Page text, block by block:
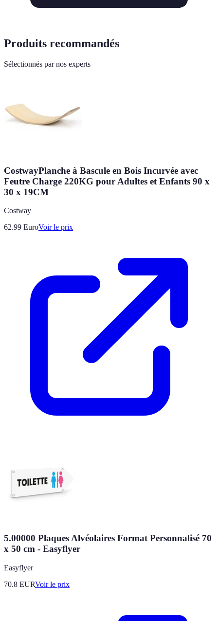
Produits recommandés
Sélectionnés par nos experts
CostwayPlanche à Bascule en Bois Incurvée avec
Feutre Charge 220KG pour Adultes et Enfants 90 x
30 x 19CM
Costway
62.99 EuroVoir le prix
5.00000 Plaques Alvéolaires Format Personnalisé 70
x 50 cm - Easyflyer
Easyflyer
70.8 EURVoir le prix